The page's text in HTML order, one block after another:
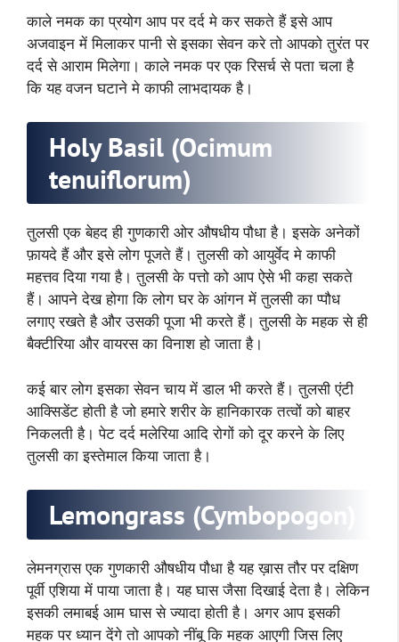
काले नमक का प्रयोग आप पर दर्द मे कर सकते हैं इसे आप
अजवाइन में मिलाकर पानी से इसका सेवन करे तो आपको तुरंत पर
दर्द से आराम मिलेगा। काले नमक पर एक रिसर्च से पता चला है
कि यह वजन घटाने मे काफी लाभदायक है।
Holy Basil (Ocimum
tenuiflorum)
तुलसी एक बेहद ही गुणकारी ओर औषधीय पौधा है। इसके अनेकों
फ़ायदे हैं और इसे लोग पूजते हैं। तुलसी को आयुर्वेद मे काफी
महत्तव दिया गया है। तुलसी के पत्तो को आप ऐसे भी कहा सकते
हैं। आपने देख होगा कि लोग घर के आंगन में तुलसी का प्पौध
लगाए रखते है और उसकी पूजा भी करते हैं। तुलसी के महक से ही
बैक्टीरिया और वायरस का विनाश हो जाता है।
कई बार लोग इसका सेवन चाय में डाल भी करते हैं। तुलसी एंटी
आक्सिडेंट होती है जो हमारे शरीर के हानिकारक तत्वों को बाहर
निकलती है। पेट दर्द मलेरिया आदि रोगों को दूर करने के लिए
तुलसी का इस्तेमाल किया जाता है।
Lemongrass (Cymbopogon)
लेमनग्रास एक गुणकारी औषधीय पौधा है यह ख़ास तौर पर दक्षिण
पूर्वी एशिया में पाया जाता है। यह घास जैसा दिखाई देता है। लेकिन
इसकी लमाबई आम घास से ज्यादा होती है। अगर आप इसकी
महक पर ध्यान देंगे तो आपको नींबू कि महक आएगी जिस लिए